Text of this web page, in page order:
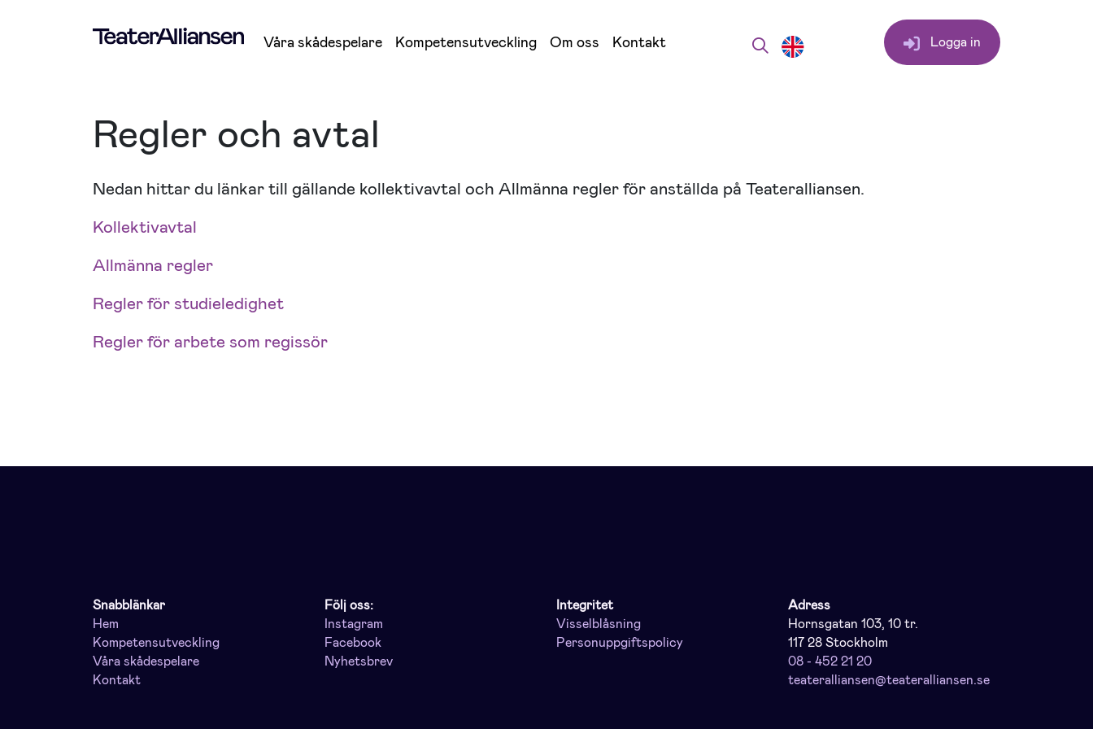
Våra skådespelare Kompetensutveckling Om oss Kontakt Logga in
Regler och avtal
Nedan hittar du länkar till gällande kollektivavtal och Allmänna regler för anställda på Teateralliansen.
Kollektivavtal
Allmänna regler
Regler för studieledighet
Regler för arbete som regissör
Snabblänkar
Hem
Kompetensutveckling
Våra skådespelare
Kontakt
Följ oss:
Instagram
Facebook
Nyhetsbrev
Integritet
Visselblåsning
Personuppgiftspolicy
Adress
Hornsgatan 103, 10 tr.
117 28 Stockholm
08 - 452 21 20
teateralliansen@teateralliansen.se